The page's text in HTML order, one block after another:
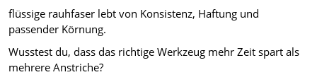
flüssige rauhfaser lebt von Konsistenz, Haftung und
passender Körnung.
Wusstest du, dass das richtige Werkzeug mehr Zeit spart als
mehrere Anstriche?